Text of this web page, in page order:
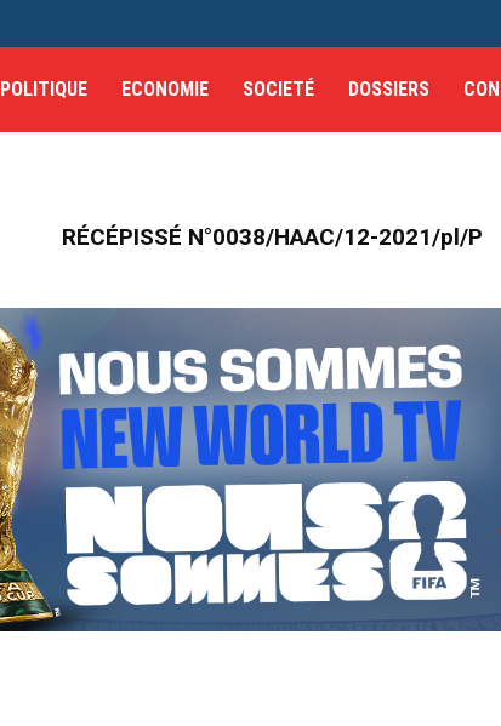
POLITIQUE ECONOMIE SOCIETÉ DOSSIERS
RÉCÉPISSÉ N°0038/HAAC/12-2021/pl/P